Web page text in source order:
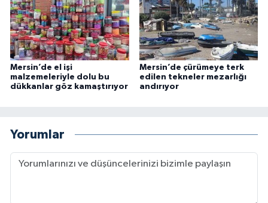
Mersin’de el işi
malzemeleriyle dolu bu
dükkanlar göz kamaştırıyor
Mersin’de çürümeye terk
edilen tekneler mezarlığı
andırıyor
Yorumlar